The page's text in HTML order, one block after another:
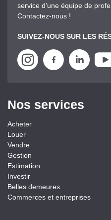
service d'une équipe de
Contactez-nous !
SUIVEZ-NOUS SUR LES
Nos services
Acheter
Louer
Vendre
Gestion
Estimation
Investir
Belles demeures
Commerces et entreprises